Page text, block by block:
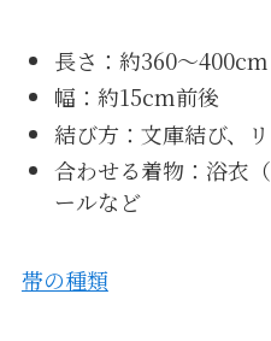
長さ：約360〜400cm
幅：約15cm前後
結び方：文庫結び、
合わせる着物：浴衣
ールなど
帯の種類